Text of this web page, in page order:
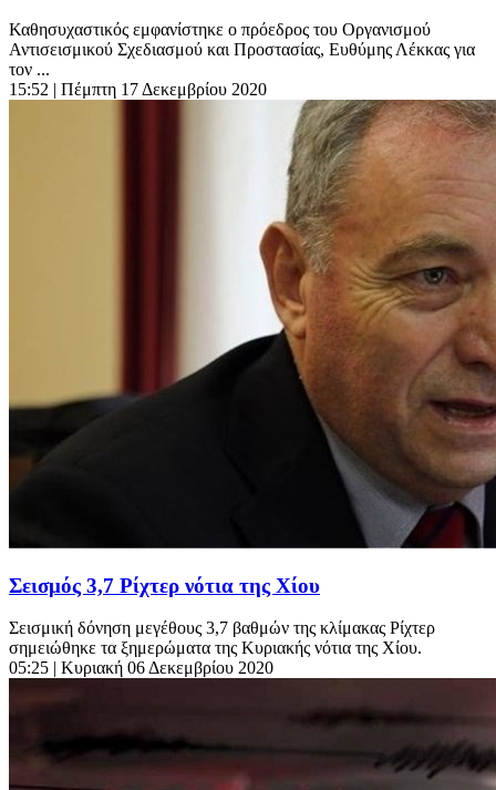
Καθησυχαστικός εμφανίστηκε ο πρόεδρος του Οργανισμού
Αντισεισμικού Σχεδιασμού και Προστασίας, Ευθύμης Λέκκας για
τον ...
15:52 | Πέμπτη 17 Δεκεμβρίου 2020
Σεισμός 3,7 Ρίχτερ νότια της Χίου
Σεισμική δόνηση μεγέθους 3,7 βαθμών της κλίμακας Ρίχτερ
σημειώθηκε τα ξημερώματα της Κυριακής νότια της Χίου.
05:25 | Κυριακή 06 Δεκεμβρίου 2020